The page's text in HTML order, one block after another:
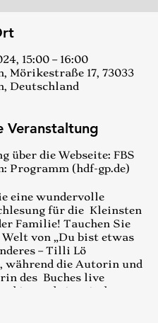
15:00 – 16:00
Mörikestraße 17, 73033
Deutschland
Veranstaltung
über die Webseite: FBS
Programm (hdf-gp.de)
eine wundervolle
für die Kleinsten
Familie! Tauchen Sie
von „Du bist etwas
– Tilli Lö
während die Autorin und
des Buches live
interaktiv mit den